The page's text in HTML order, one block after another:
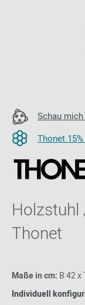
Schau
Thonet
Holzstuhl
Thonet
Maße in cm: B 42 x
Individuell